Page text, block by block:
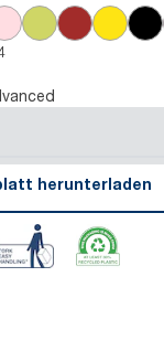
herunterladen